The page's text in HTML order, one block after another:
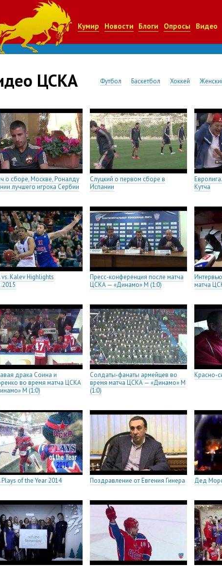
Кумир Новости Блоги Опросы Видео
ЦСКА Футбол Баскетбол Хоккей
о сборе, Москве, Роналду
лучшего игрока Сербии
Слуцкий о первом сборе в
Испании
Кутча
vs. Kalev Highlights
Пресс-конференция после матча
ЦСКА — «Динамо» М (1:0)
матча
драка Соина и
во время матча ЦСКА
М (1:0)
Солдаты-фанаты армейцев во
время матча ЦСКА — «Динамо» М
(1:0)
Красно-
Plays of the Year 2014 Поздравление от Евгения Гинера Дед